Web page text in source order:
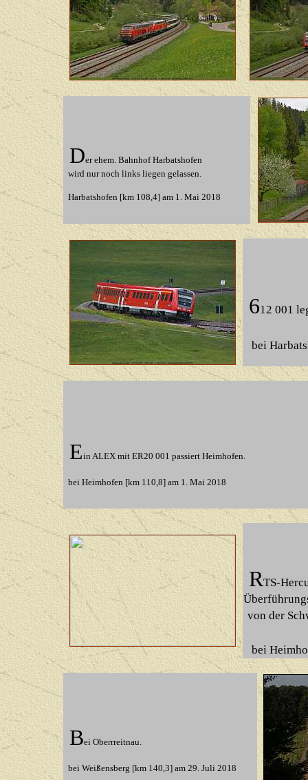
Der ehem. Bahnhof Harbatshofen
wird nur noch links liegen gelassen.
Harbatshofen [km 108,4] am 1. Mai 2018
612 001
bei
Ein ALEX mit ER20 001 passiert Heimhofen.
bei Heimhofen [km 110,8] am 1. Mai 2018
RTS-
von der
bei
Bei Oberrreitnau.
bei Weißensberg [km 140,3] am 29. Juli 2018